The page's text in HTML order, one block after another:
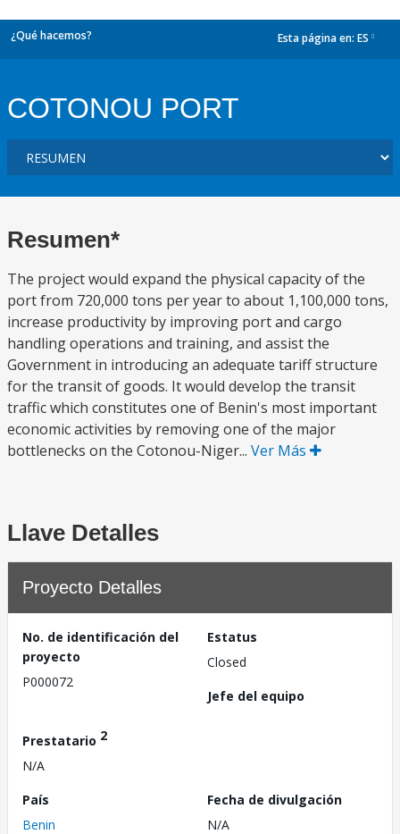
¿Qué hacemos? Esta página en: ES
COTONOU PORT
Resumen*
The project would expand the physical capacity of the
port from 720,000 tons per year to about 1,100,000 tons,
increase productivity by improving port and cargo
handling operations and training, and assist the
Government in introducing an adequate tariff structure
for the transit of goods. It would develop the transit
traffic which constitutes one of Benin's most important
economic activities by removing one of the major
bottlenecks on the Cotonou-Niger... Ver Más
Llave Detalles
Proyecto Detalles
No. de identificación del
proyecto
P000072
Estatus
Closed
Jefe del equipo
Prestatario 2
N/A
País
Benin
Fecha de divulgación
N/A